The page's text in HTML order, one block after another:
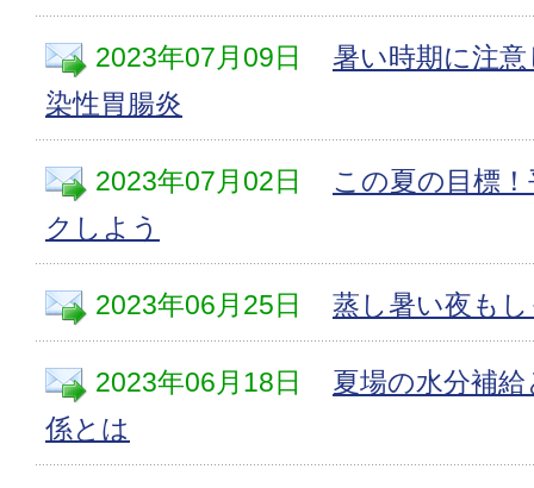
2023年07月09日
暑い時期に注
染性胃腸炎
2023年07月02日
この夏の目標
クしよう
2023年06月25日 蒸し暑い夜も
2023年06月18日
夏場の水分補
係とは